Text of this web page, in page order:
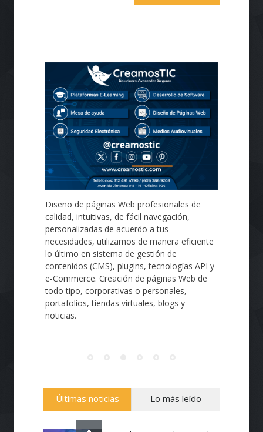
Diseño de páginas Web profesionales de
calidad, intuitivas, de fácil navegación,
personalizadas de acuerdo a tus
necesidades, utilizamos de manera eficiente
lo último en sistema de gestión de
contenidos (CMS), plugins, tecnologías API y
e-Commerce. Creación de páginas Web de
todo tipo, corporativas o personales,
portafolios, tiendas virtuales, blogs y
noticias.
Últimas noticias Lo más leído